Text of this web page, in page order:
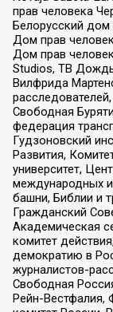
прав человека
Белорусский дом
Дом прав
Дом прав
Studios, ТВ
Вилфрида
Свободная
федерация
Гудзоновский
Развития,
университет,
международных
башни, Библии и
Гражданский
Академическая
комитет
демократию в
журналистов-
Свободная
Рейн-Вестфалия,